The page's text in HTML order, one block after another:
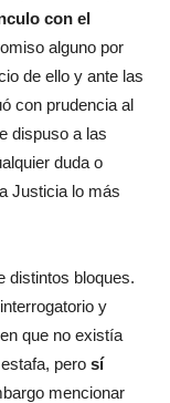
con el
alguno por
de ello y ante las
con prudencia al
dispuso a las
duda o
Justicia lo más
distintos bloques.
y
que no existía
pero sí
mencionar